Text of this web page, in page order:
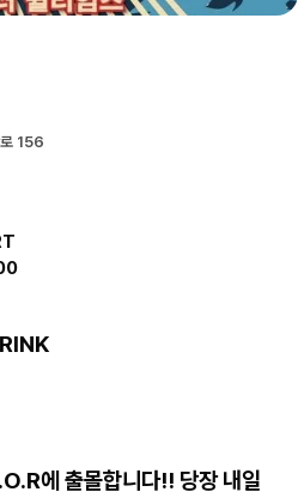
로 156
에 출몰합니다!! 당장 내일